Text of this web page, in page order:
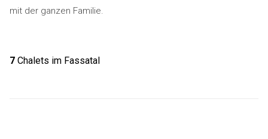
mit der ganzen Familie.
7Chalets im Fassatal